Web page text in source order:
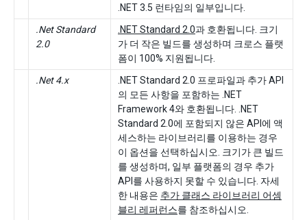
.NET 3.5 런타임의 일부입니다.
.Net Standard
2.0
.NET Standard 2.0과 호환됩니다. 크기
가 더 작은 빌드를 생성하며 크로스 플랫
폼이 100% 지원됩니다.
.Net 4.x
.NET Standard 2.0 프로파일과 추가 API
의 모든 사항을 포함하는 .NET
Framework 4와 호환됩니다. .NET
Standard 2.0에 포함되지 않은 API에 액
세스하는 라이브러리를 이용하는 경우
이 옵션을 선택하십시오. 크기가 큰 빌드
를 생성하며, 일부 플랫폼의 경우 추가
API를 사용하지 못할 수 있습니다. 자세
한 내용은 추가 클래스 라이브러리 어셈
블리 레퍼런스를 참조하십시오.